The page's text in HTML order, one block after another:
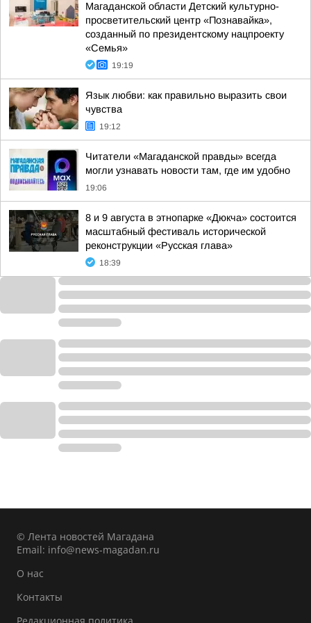
Магаданской области Детский культурно-
просветительский центр «Познавайка»,
созданный по президентскому нацпроекту
«Семья»
19:19
Язык любви: как правильно выразить свои
чувства
19:12
Читатели «Магаданской правды» всегда
могли узнавать новости там, где им удобно
19:06
8 и 9 августа в этнопарке «Дюкча» состоится
масштабный фестиваль исторической
реконструкции «Русская глава»
18:39
© Лента новостей Магадана
Email: info@news-magadan.ru
О нас
Контакты